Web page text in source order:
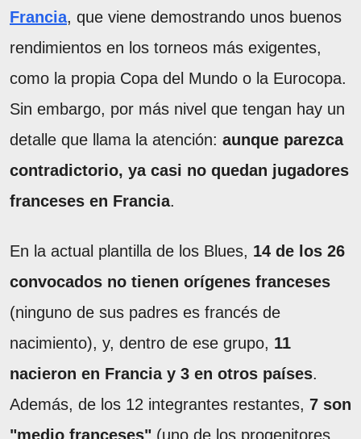
Francia, que viene demostrando unos buenos
rendimientos en los torneos más exigentes,
como la propia Copa del Mundo o la Eurocopa.
Sin embargo, por más nivel que tengan hay un
detalle que llama la atención: aunque parezca
contradictorio, ya casi no quedan jugadores
franceses en Francia.
En la actual plantilla de los Blues, 14 de los 26
convocados no tienen orígenes franceses
(ninguno de sus padres es francés de
nacimiento), y, dentro de ese grupo, 11
nacieron en Francia y 3 en otros países.
Además, de los 12 integrantes restantes, 7 son
"medio franceses" (uno de los progenitores